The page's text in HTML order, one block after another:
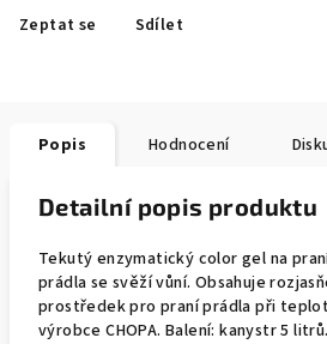
Zeptat se Sdílet
Popis Hodnocení
Detailní popis produktu
Tekutý enzymatický color gel na
prádla se svěží vůní. Obsahuje
prostředek pro praní prádla při
výrobce CHOPA. Balení: kanystr 5 litrů.